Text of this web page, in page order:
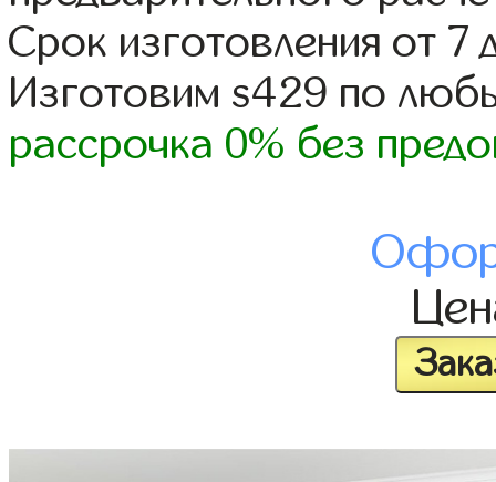
Срок изготовления от 7
Изготовим s429 по
рассрочка 0% без